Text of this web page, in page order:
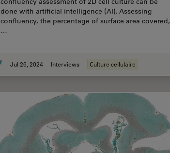
done with artificial intelligence (AI). Assessing
confluency, the percentage of surface area covered,
…
Jul 26, 2024 Interviews Culture cellulaire